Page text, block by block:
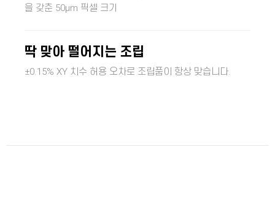
을 갖춘 50µm 픽셀 크기
딱 맞아 떨어지는 조립
±0.15% XY 치수 허용 오차로 조립품이 항상 맞습니다.